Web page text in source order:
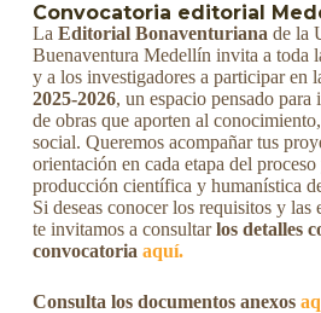
Convocatoria editorial
La Editorial Bonaventuriana de la
Buenaventura Medellín invita a toda
y a los investigadores a participar en
2025-2026, un espacio pensado
de obras que aporten al
social. Queremos acompañar tus
orientación en cada etapa del
producción científica y humanística
Si deseas conocer los requisitos y las
te invitamos a consultarlos detalles
convocatoria aquí.
Consulta los documentos anexos